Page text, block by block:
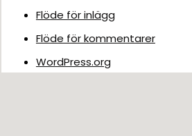
Flöde för inlägg
Flöde för kommentarer
WordPress.org